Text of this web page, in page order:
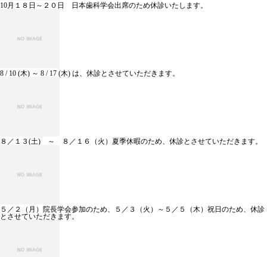
10月１８日～２０日 日本歯科学会出席のため休診いたします。
8 / 10 (木) ～ 8 / 17 (木) は、休診とさせていただきます。
８／１３(土) ～ ８／１６（火）夏季休暇のため、休診とさせていただきます。
５／２（月）院長学会参加のため、５／３（火）～５／５（木）祝日のため、休診
とさせていただきます。